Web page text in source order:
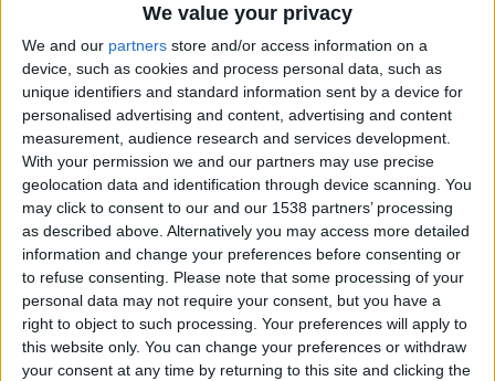
We value your privacy
We and our partners store and/or access information on a
device, such as cookies and process personal data, such as
unique identifiers and standard information sent by a device for
personalised advertising and content, advertising and content
measurement, audience research and services development.
With your permission we and our partners may use precise
geolocation data and identification through device scanning. You
may click to consent to our and our 1538 partners’ processing
as described above. Alternatively you may access more detailed
information and change your preferences before consenting or
to refuse consenting.
Please note that some processing of your
personal data may not require your consent, but you have a
right to object to such processing. Your preferences will apply to
this website only. You can change your preferences or withdraw
your consent at any time by returning to this site and clicking the
10.04.2024
PAÍS VALENCIÀ
Zaplana i Barceló, o quan l'amor es
trenca de tant d'usar-lo
L'amic intím de l'expresident confessa ser el seu
testaferro i situa l'exministre contra les cordes
PerMoisés Pérez